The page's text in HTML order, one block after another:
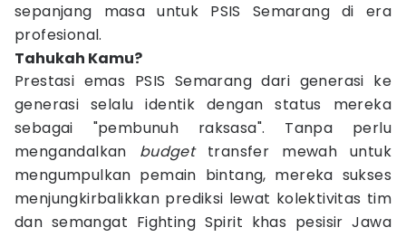
sepanjang masa untuk PSIS Semarang di era
profesional.
Tahukah Kamu?
Prestasi emas PSIS Semarang dari generasi ke
generasi selalu identik dengan status mereka
sebagai "pembunuh raksasa". Tanpa perlu
mengandalkan budgettransfer mewah untuk
mengumpulkan pemain bintang, mereka sukses
menjungkirbalikkan prediksi lewat kolektivitas tim
dan semangat Fighting Spirit khas pesisir Jawa